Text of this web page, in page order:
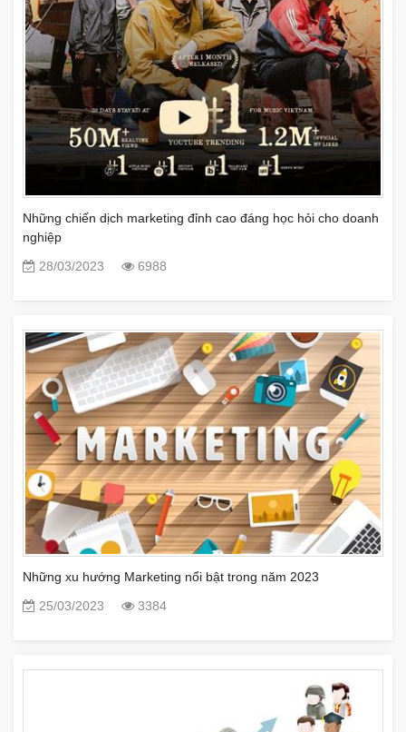
Những chiến dịch marketing đỉnh cao đáng học hỏi cho doanh
nghiệp
28/03/2023
6988
Những xu hướng Marketing nổi bật trong năm 2023
25/03/2023
3384